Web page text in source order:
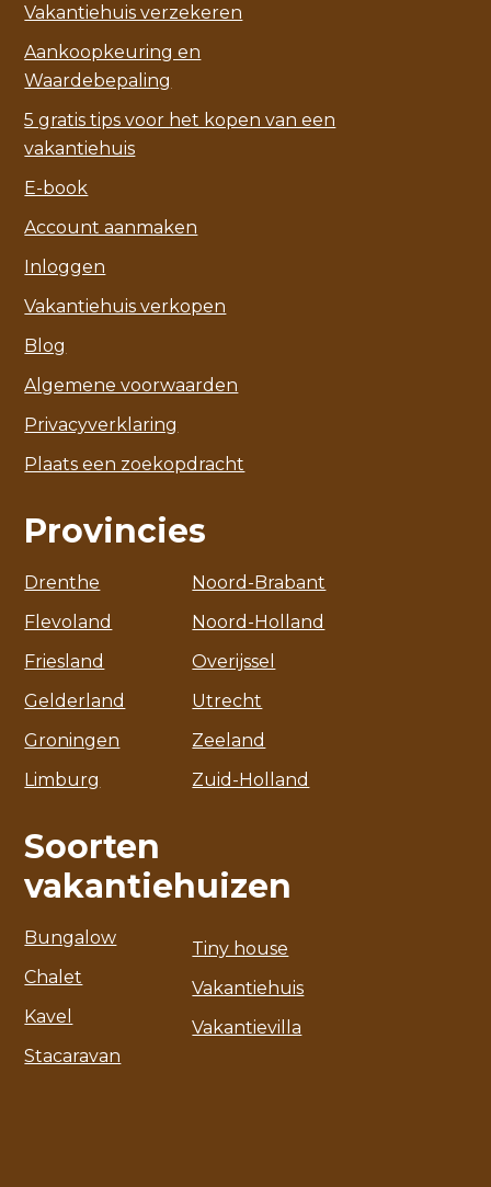
Vakantiehuis verzekeren
Aankoopkeuring en
Waardebepaling
5 gratis tips voor het kopen van een
vakantiehuis
E-book
Account aanmaken
Inloggen
Vakantiehuis verkopen
Blog
Algemene voorwaarden
Privacyverklaring
Plaats een zoekopdracht
Provincies
Drenthe
Flevoland
Friesland
Gelderland
Groningen
Limburg
Noord-Brabant
Noord-Holland
Overijssel
Utrecht
Zeeland
Zuid-Holland
Soorten
vakantiehuizen
Bungalow
Chalet
Kavel
Stacaravan
Tiny house
Vakantiehuis
Vakantievilla